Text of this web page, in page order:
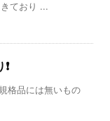
ており ...
格品には無いもの